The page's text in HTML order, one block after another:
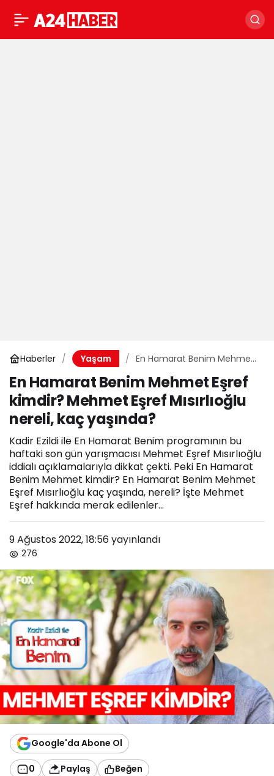
Haberler Yaşam
En Hamarat Benim Mehmet
Mısırlıoğlu nereli, kaç
yaşında?
En Hamarat Benim Mehmet Eşref
kimdir? Mehmet Eşref Mısırlıoğlu
nereli, kaç yaşında?
Kadir Ezildi ile En Hamarat Benim programının bu
haftaki son gün yarışmacısı Mehmet Eşref Mısırlıoğlu
iddialı açıklamalarıyla dikkat çekti. Peki En Hamarat
Benim Mehmet kimdir? En Hamarat Benim Mehmet
Eşref Mısırlıoğlu kaç yaşında, nereli? İşte Mehmet
Eşref hakkında merak edilenler...
9 Ağustos 2022, 18:56yayınlandı
276
Google'da Abone Ol
0 Paylaş Beğen